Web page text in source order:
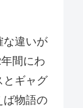
な違いが
間にわ
とギャグ
ば物語の